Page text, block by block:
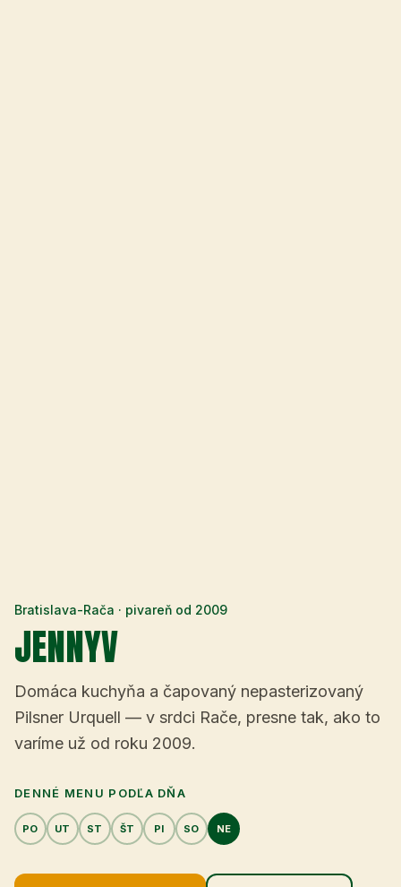
Bratislava-Rača · pivareň od 2009
JENNYV
Domáca kuchyňa a čapovaný nepasterizovaný
Pilsner Urquell — v srdci Rače, presne tak, ako to
varíme už od roku 2009.
DENNÉ MENU PODĽA DŇA
PO UT ST ŠT PI SO NE